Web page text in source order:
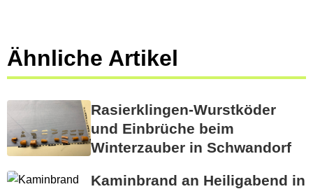
Ähnliche Artikel
Rasierklingen-Wurstköder
und Einbrüche beim
Winterzauber in Schwandorf
Kaminbrand an Heiligabend in